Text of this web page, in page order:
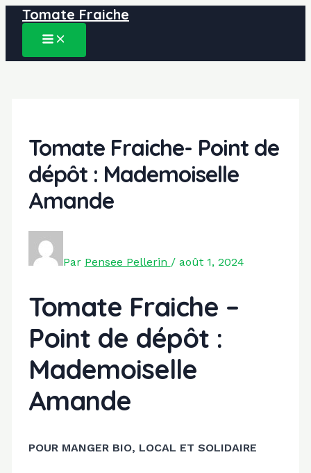
Aller
contenu
Tomate Fraiche
MAIN
MENU
Tomate Fraiche- Point de
dépôt : Mademoiselle
Amande
Par Pensee Pellerin / août 1, 2024
Tomate Fraiche –
Point de dépôt :
Mademoiselle
Amande
POUR MANGER BIO, LOCAL ET SOLIDAIRE